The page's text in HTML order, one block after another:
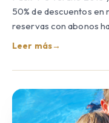
50% de descuentos en
reservas con abonos
Leer más→